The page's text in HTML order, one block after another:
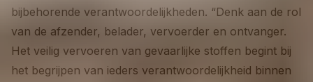
bijbehorende verantwoordelijkheden. “Denk aan de rol
van de afzender, belader, vervoerder en ontvanger.
Het veilig vervoeren van gevaarlijke stoffen begint bij
het begrijpen van ieders verantwoordelijkheid binnen